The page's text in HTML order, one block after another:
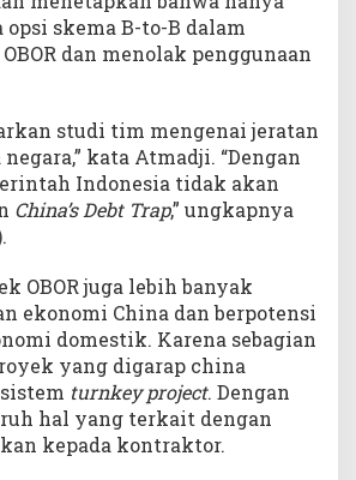
skema B-to-B dalam
dan menolak penggunaan
studi tim mengenai jeratan
kata Atmadji. “Dengan
Indonesia tidak akan
China’s Debt Trap,” ungkapnya
OBOR juga lebih banyak
ekonomi China dan berpotensi
domestik. Karena sebagian
yang digarap china
turnkey project. Dengan
hal yang terkait dengan
kepada kontraktor.